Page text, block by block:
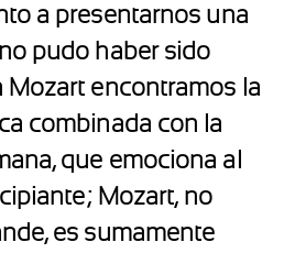
a presentarnos una
pudo haber sido
Mozart encontramos la
combinada con la
que emociona al
Mozart, no
es sumamente